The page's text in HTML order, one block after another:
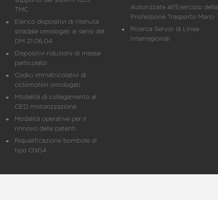
TMC
Elenco dispositivi di ritenuta
stradale omologati ai sensi del
DM 21.06.04
Dispositivi riduzioni di massa
particolato
Codici immatricolativi di
ciclomotori omologati
Modalità di collegamento al
CED motorizzazione
Modalità operative per il
rinnovo delle patenti
Riqualificazione bombole di
tipo CNG4
Autorizzate all'Esercizio della
Professione Trasporto Merci
Ricerca Servizi di Linea
Interregionali